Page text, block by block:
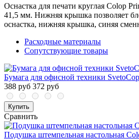
Оснастка для печати круглая Colop
41,5 мм. Нижняя крышка позволяет
оснастка, нижняя крышка, синяя
Расходные материалы
Сопутствующие товары
Бумага для офисной техники
388 руб 372 руб
Купить
Сравнить
Подушка штемпельная настольная